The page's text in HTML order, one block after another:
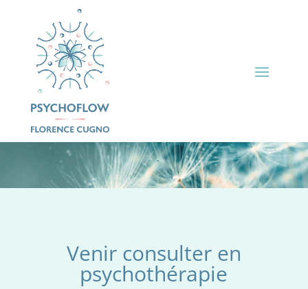
Venir consulter en
psychothérapie